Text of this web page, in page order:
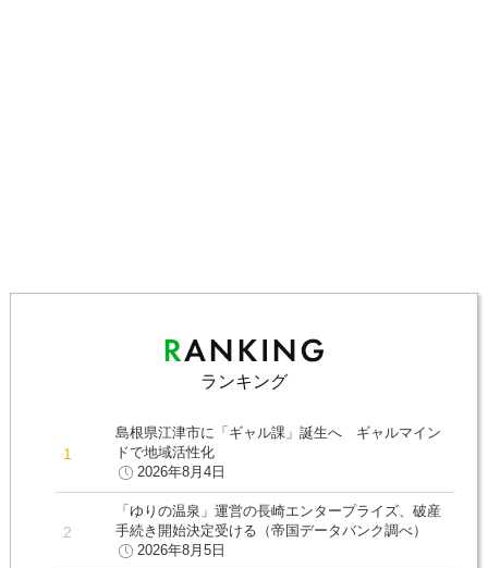
ランキング
島根県江津市に「ギャル課」誕生へ ギャルマイン
ドで地域活性化
2026年8月4日
「ゆりの温泉」運営の長崎エンタープライズ、破産
手続き開始決定受ける（帝国データバンク調べ）
2026年8月5日